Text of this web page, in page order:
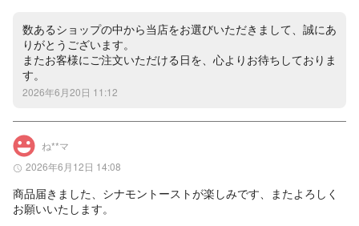
数あるショップの中から当店をお選びいただきまして、誠にあ
りがとうございます。
またお客様にご注文いただける日を、心よりお待ちしておりま
す。
2026年6月20日 11:12
ね**マ
2026年6月12日 14:08
商品届きました、シナモントーストが楽しみです、またよろしく
お願いいたします。